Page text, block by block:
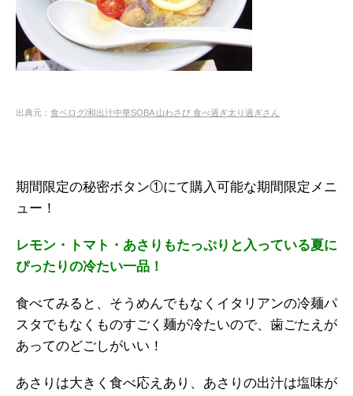
出典元： 食ベログ/和出汁中華SOBA 山わさび 食べ過ぎ太り過ぎさん
期間限定の秘密ボタン①にて購入可能な期間限定メニ
ュー！
レモン・トマト・あさりもたっぷりと入っている夏に
ぴったりの冷たい一品！
食べてみると、そうめんでもなくイタリアンの冷麺パ
スタでもなくものすごく麺が冷たいので、歯ごたえが
あってのどごしがいい！
あさりは大きく食べ応えあり、あさりの出汁は塩味が